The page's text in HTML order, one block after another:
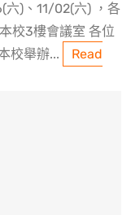
六)、11/02(六) ，各
校3樓會議室 各位
校舉辦...
Read